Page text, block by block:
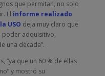
que permitan, no solo
El informe realizado
USO deja muy claro que
adquisitivo,
una década”.
“ya que un 60 % de ellas
y mostró su